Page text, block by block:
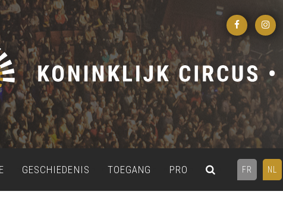
FR NL
GESCHIEDENIS TOEGANG PRO